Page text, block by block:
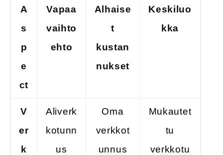
A
s
p
e
ct
Vapaa
vaihto
ehto
Alhaise
t
kustan
nukset
Keskiluo
kka
V
er
k
Aliverk
kotunn
us
Oma
verkkot
unnus
Mukautet
tu
verkkotu